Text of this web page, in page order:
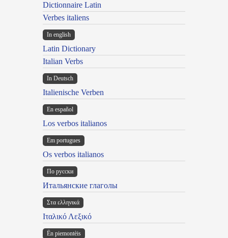
Dictionnaire Latin
Verbes italiens
In english
Latin Dictionary
Italian Verbs
In Deutsch
Italienische Verben
En español
Los verbos italianos
Em portugues
Os verbos italianos
По русски
Итальянские глаголы
Στα ελληνικά
Ιταλικό Λεξικό
Ën piemontèis